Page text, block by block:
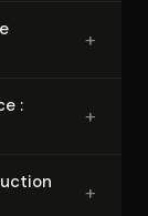
+
:
+
+